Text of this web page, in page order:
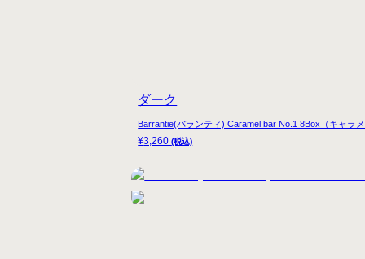
¥3,260 (税込)
Barrantie(バランティ) Caramel bar No.1 8Box（キャラ
ダーク